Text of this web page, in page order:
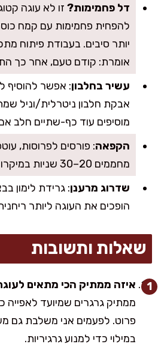
דל פחמימות? זו לא עוגה
להפחית פחמימות עם קמח
יותר סיבים. בעבודת פיתוח
אומרת: קודם טעם, אחר כך
עשיר בחלבון
אבקת חלבון ניטרלית/וניל
מוסיפים עוד כף-שתיים חלב
הקפאה: פורסים לפרוסות,
מחממים 20–30 שניות במיקרו וזה חוזר להיות נימוח.
שדרוג מרענן: גרידת לימון
הופכים את העוגה ליותר
שאלות ותשובות
איזה ממתיק הכי מתאים
ממתיק גרגרים שמיועד לאפייה
פרוט. לפעמים אני משלבת גם
במילוי כדי למנוע גרגיריות.